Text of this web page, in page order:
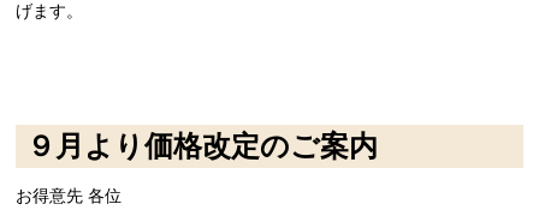
げます。
９月より価格改定のご案内
お得意先 各位